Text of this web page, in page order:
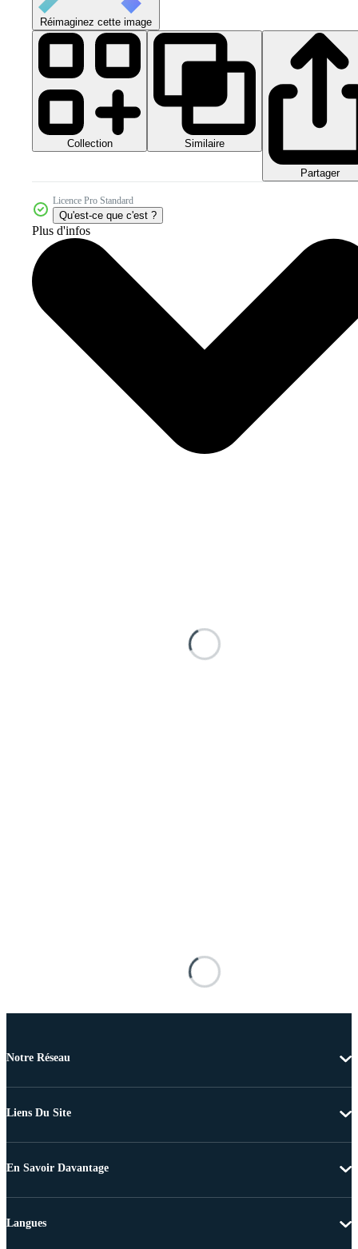
Réimaginez cette image
Collection Similaire
Partager
Licence Pro Standard
Qu'est-ce que c'est ?
Plus d'infos
Notre Réseau
Liens Du Site
En Savoir Davantage
Langues